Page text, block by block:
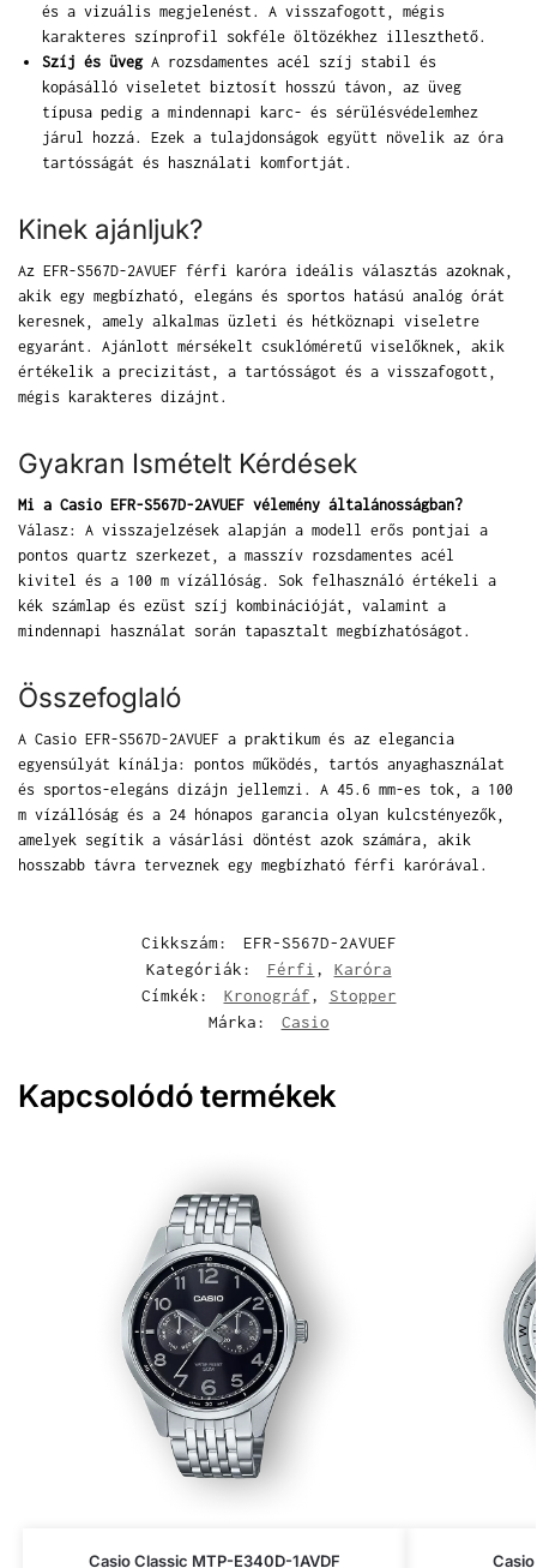
és a vizuális megjelenést. A visszafogott, mégis
karakteres színprofil sokféle öltözékhez illeszthető.
Szíj és üvegA rozsdamentes acél szíj stabil és
kopásálló viseletet biztosít hosszú távon, az üveg
típusa pedig a mindennapi karc- és sérülésvédelemhez
járul hozzá. Ezek a tulajdonságok együtt növelik az óra
tartósságát és használati komfortját.
Kinek ajánljuk?
Az EFR-S567D-2AVUEF férfi karóra ideális választás azoknak,
akik egy megbízható, elegáns és sportos hatású analóg órát
keresnek, amely alkalmas üzleti és hétköznapi viseletre
egyaránt. Ajánlott mérsékelt csuklóméretű viselőknek, akik
értékelik a precizitást, a tartósságot és a visszafogott,
mégis karakteres dizájnt.
Gyakran Ismételt Kérdések
Mi a Casio EFR-S567D-2AVUEF vélemény általánosságban?
Válasz: A visszajelzések alapján a modell erős pontjai a
pontos quartz szerkezet, a masszív rozsdamentes acél
kivitel és a 100 m vízállóság. Sok felhasználó értékeli a
kék számlap és ezüst szíj kombinációját, valamint a
mindennapi használat során tapasztalt megbízhatóságot.
Összefoglaló
A Casio EFR-S567D-2AVUEF a praktikum és az elegancia
egyensúlyát kínálja: pontos működés, tartós anyaghasználat
és sportos-elegáns dizájn jellemzi. A 45.6 mm-es tok, a 100
m vízállóság és a 24 hónapos garancia olyan kulcstényezők,
amelyek segítik a vásárlási döntést azok számára, akik
hosszabb távra terveznek egy megbízható férfi karórával.
Cikkszám:
EFR-S567D-2AVUEF
Kategóriák:
Férfi , Karóra
Címkék:
Kronográf, Stopper
Márka:
Casio
Kapcsolódó termékek
Casio Classic MTP-E340D-1AVDF